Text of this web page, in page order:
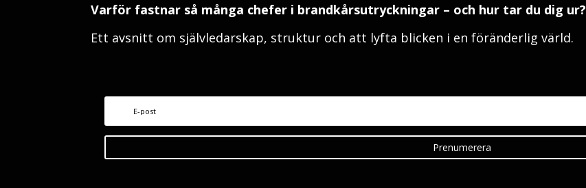
Varför fastnar så många chefer i brandkårsutryckningar – och hur tar du dig ur?
Ett avsnitt om självledarskap, struktur och att lyfta blicken i en föränderlig värld.
Prenumerera